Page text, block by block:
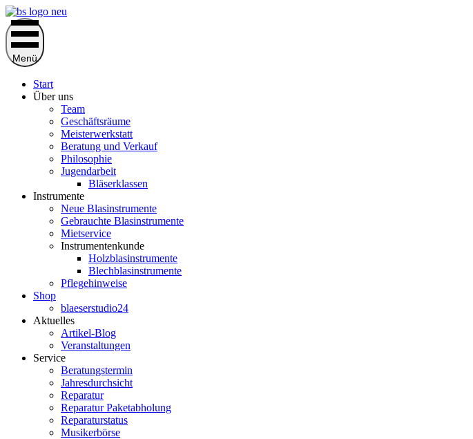
Zum
Inhalt
springen
Menü
Start
Über uns
Team
Geschäftsräume
Meisterwerkstatt
Beratung und Verkauf
Philosophie
Jugendarbeit
Bläserklassen
Instrumente
Neue Blasinstrumente
Gebrauchte Blasinstrumente
Mietservice
Instrumentenkunde
Holzblasinstrumente
Blechblasinstrumente
Pflegehinweise
Shop
blaeserstudio24
Aktuelles
Artikel-Blog
Veranstaltungen
Service
Beratungstermin
Jahresdurchsicht
Reparatur
Reparatur Paketabholung
Reparaturstatus
Musikerbörse